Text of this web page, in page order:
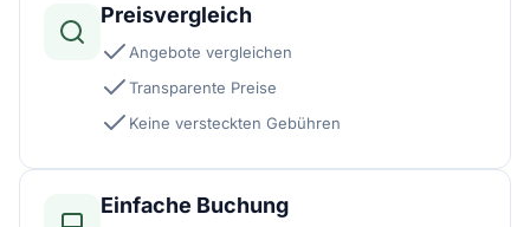
Preisvergleich
Angebote vergleichen
Transparente Preise
Keine versteckten Gebühren
Einfache Buchung